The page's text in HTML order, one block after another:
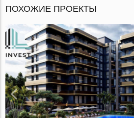
ПОХОЖИЕ ПРОЕКТЫ